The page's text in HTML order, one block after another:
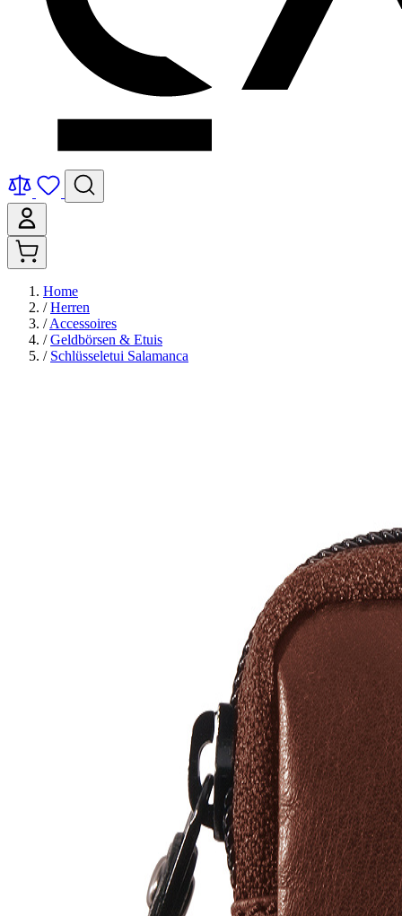
Home
/ Herren
/ Accessoires
/ Geldbörsen & Etuis
/ Schlüsseletui Salamanca